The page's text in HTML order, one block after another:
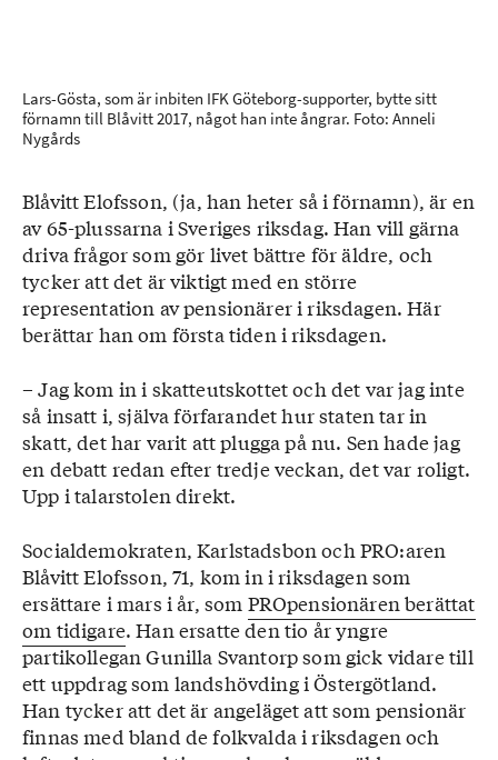
Lars-Gösta, som är inbiten IFK Göteborg-supporter, bytte sitt
förnamn till Blåvitt 2017, något han inte ångrar. Foto: Anneli
Nygårds
Blåvitt Elofsson, (ja, han heter så i förnamn), är en
av 65-plussarna i Sveriges riksdag. Han vill gärna
driva frågor som gör livet bättre för äldre, och
tycker att det är viktigt med en större
representation av pensionärer i riksdagen. Här
berättar han om första tiden i riksdagen.
– Jag kom in i skatteutskottet och det var jag inte
så insatt i, själva förfarandet hur staten tar in
skatt, det har varit att plugga på nu. Sen hade jag
en debatt redan efter tredje veckan, det var roligt.
Upp i talarstolen direkt.
Socialdemokraten, Karlstadsbon och PRO:aren
Blåvitt Elofsson, 71, kom in i riksdagen som
ersättare i mars i år, som PROpensionären berättat
om tidigare. Han ersatte den tio år yngre
partikollegan Gunilla Svantorp som gick vidare till
ett uppdrag som landshövding i Östergötland.
Han tycker att det är angeläget att som pensionär
finnas med bland de folkvalda i riksdagen och